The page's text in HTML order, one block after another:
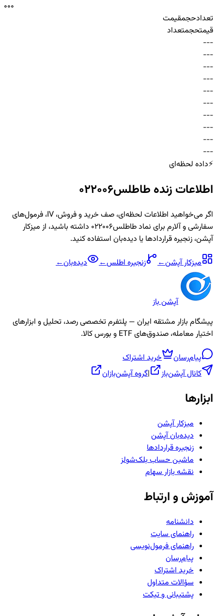
000
تعدادحجمقیمت
قیمتحجمتعداد
-
-
-
-
-
-
-
-
-
-
-
-
-
-
-
-
-
-
-
-
-
-
-
-
-
-
-
-
-
-
⚡داده لحظه‌ای
اطلاعات زنده طاطلس022006
اگر می‌خواهید اطلاعات لحظه‌ای، صف خرید و فروش، IV، فرمول‌های
سفارشی و آلارم برای نمادطاطلس022006
داشته باشید، از میزکار
آپشن، زنجیره قراردادها یا دیده‌بان استفاده کنید.
میزکار آپشن← زنجیرهاطلس← دیده‌بان←
آپشن باز
پیشگام بازار مشتقه ایران — پلتفرم تخصصی رصد، تحلیل و ابزارهای
اختیار معامله، صندوق‌های ETF و بورس کالا.
پیام‌رسان
خرید اشتراک
کانال آپشن‌باز
|گروه آپشن‌بازان
ابزارها
میزکار آپشن
دیده‌بان آپشن
زنجیره قراردادها
ماشین حساب بلک‌شولز
نقشه بازار سهام
آموزش و ارتباط
دانشنامه
راهنمای سایت
راهنمای فرمول‌نویسی
پیام‌رسان
خرید اشتراک
سؤالات متداول
پشتیبانی و تیکت